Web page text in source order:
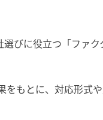
びに役立つ「ファク
をもとに、対応形式